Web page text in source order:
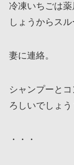
冷凍いちごは
しょうからスル
妻に連絡。
シャンプーと
ろしいでしょう
・・・